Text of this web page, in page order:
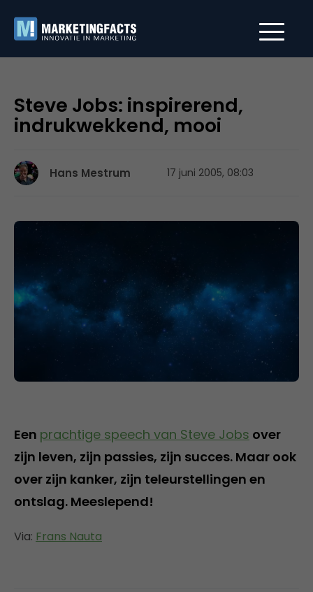
Steve Jobs: inspirerend,
indrukwekkend, mooi
Hans Mestrum 17 juni 2005, 08:03
Een prachtige speech van Steve Jobs over
zijn leven, zijn passies, zijn succes. Maar ook
over zijn kanker, zijn teleurstellingen en
ontslag. Meeslepend!
Via: Frans Nauta